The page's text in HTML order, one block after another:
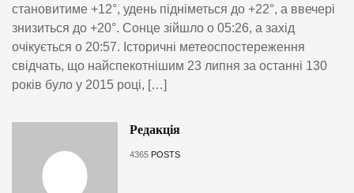
становитиме +12°, удень підніметься до +22°, а ввечері
знизиться до +20°. Сонце зійшло о 05:26, а захід
очікується о 20:57. Історичні метеоспостереження
свідчать, що найспекотнішим 23 липня за останні 130
років було у 2015 році, […]
Редакція
4365 POSTS